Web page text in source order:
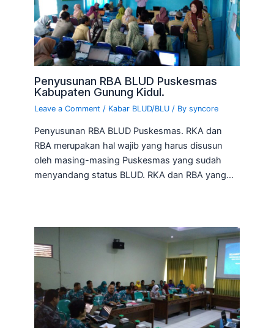
Penyusunan RBA BLUD Puskesmas
Kabupaten Gunung Kidul.
Leave a Comment / Kabar BLUD/BLU / Bysyncore
Penyusunan RBA BLUD Puskesmas. RKA dan
RBA merupakan hal wajib yang harus disusun
oleh masing-masing Puskesmas yang sudah
menyandang status BLUD. RKA dan RBA yang…